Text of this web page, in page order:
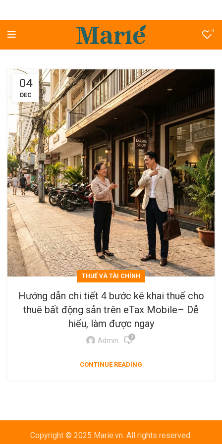
0
04
DEC
THUẾ VÀ TÀI CHÍNH
Hướng dẫn chi tiết 4 bước kê khai thuế cho
thuê bất động sản trên eTax Mobile– Dễ
hiểu, làm được ngay
Admin 0
CONTINUE READING
Copyright © 2025 Marie.vn. All rights reserved.